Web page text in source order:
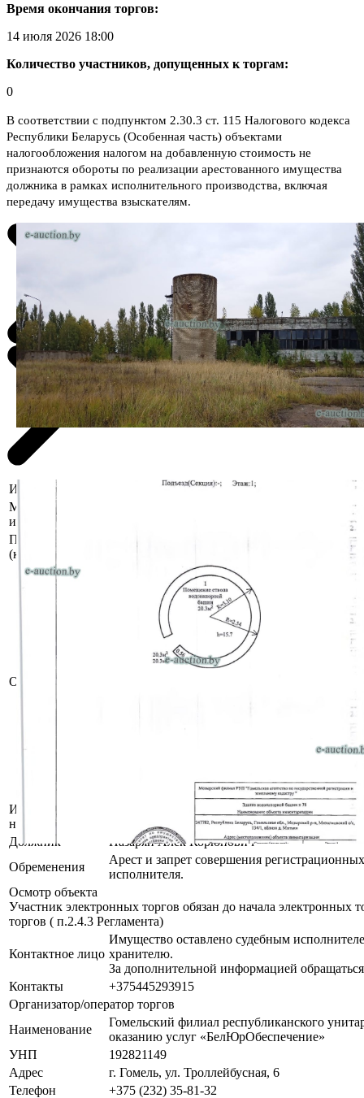
Время окончания торгов:
14 июля 2026 18:00
Количество участников, допущенных к торгам:
0
В соответствии с подпунктом 2.30.3 ст. 115 Налогового кодекса
Республики Беларусь (Особенная часть) объектами
налогообложения налогом на добавленную стоимость не
признаются обороты по реализации арестованного имущества
должника в рамках исполнительного производства, включая
передачу имущества взыскателям.
Информация о предмете торгов
Местоположение
имущества
Гомельская область, Мозырский р-н,
Площадь общая
(кв.м.)
Описание
Сведения о капитальном строении
Наименование: Здание водонапорной башни
Назначение: Здание неустановленного
Сведения о земельном участке согласно
Кадастровый номер земельного участка, на
капитальное строение:
позиции 78 и здания водонапорной башни п.
назначения объектов недвижимого
Отдельный земельный участок для
Инвентарный
номер
Должник
Назарян Алек Корюнович
Обременения
Арест и запрет совершения
исполнителя.
Осмотр объекта
Участник электронных торгов обязан до начала электронных
торгов ( п.2.4.3 Регламента)
Контактное лицо
Имущество оставлено судебным
хранителю.
За дополнительной информацией
Контакты
+375445293915
Организатор/оператор торгов
Наименование
Гомельский филиал республиканского
оказанию услуг «БелЮрОбеспечение»
УНП
192821149
Адрес
г. Гомель, ул. Троллейбусная, 6
Телефон
+375 (232) 35-81-32